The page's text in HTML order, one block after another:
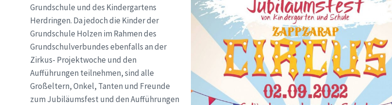
Grundschule und des Kindergartens
Herdringen. Da jedoch die Kinder der
Grundschule Holzen im Rahmen des
Grundschulverbundes ebenfalls an der
Zirkus- Projektwoche und den
Aufführungen teilnehmen, sind alle
Großeltern, Onkel, Tanten und Freunde
zum Jubiläumsfest und den Aufführungen